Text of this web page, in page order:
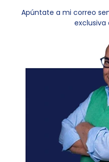
Apúntate a mi correo